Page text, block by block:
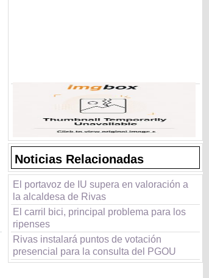
Noticias Relacionadas
El portavoz de IU supera en valoración a
la alcaldesa de Rivas
El carril bici, principal problema para los
ripenses
Rivas instalará puntos de votación
presencial para la consulta del PGOU